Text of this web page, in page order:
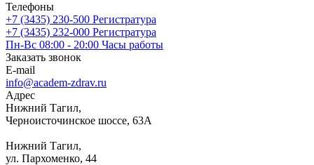
Телефоны
+7 (3435) 230-500 Регистратура
+7 (3435) 232-000 Регистратура
Пн-Вс 08:00 - 20:00 Часы работы
Заказать звонок
E-mail
info@academ-zdrav.ru
Адрес
Нижний Тагил,
Черноисточинское шоссе, 63А
Нижний Тагил,
ул. Пархоменко, 44